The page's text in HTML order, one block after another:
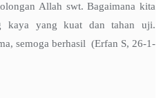
Allah swt. Bagaimana kita
kaya yang kuat dan tahan uji.
semoga berhasil (Erfan S, 26-1-